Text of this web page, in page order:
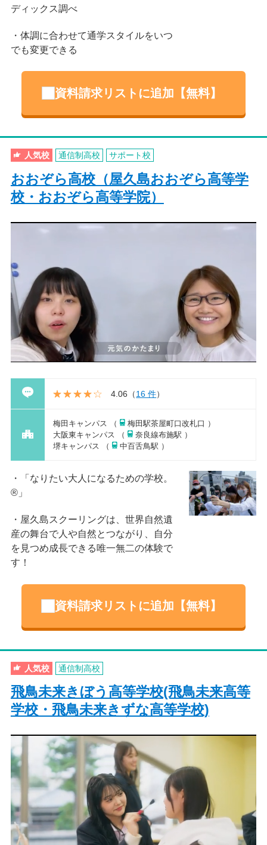
ディックス調べ
体調に合わせて通学スタイルをいつ
でも変更できる
資料請求リストに追加【無料】
人気校 通信制高校 サポート校
おおぞら高校（屋久島おおぞら高等学
校・おおぞら高等学院）
4.06 （16 件）
梅田キャンパス （
梅田駅茶屋町口改札口 ）
大阪東キャンパス （
奈良線布施駅 ）
堺キャンパス （
中百舌鳥駅 ）
「なりたい大人になるための学校。
®」
屋久島スクーリングは、世界自然遺
産の舞台で人や自然とつながり、自分
を見つめ成長できる唯一無二の体験で
す！
資料請求リストに追加【無料】
人気校 通信制高校
飛鳥未来きぼう高等学校(飛鳥未来高等
学校・飛鳥未来きずな高等学校)